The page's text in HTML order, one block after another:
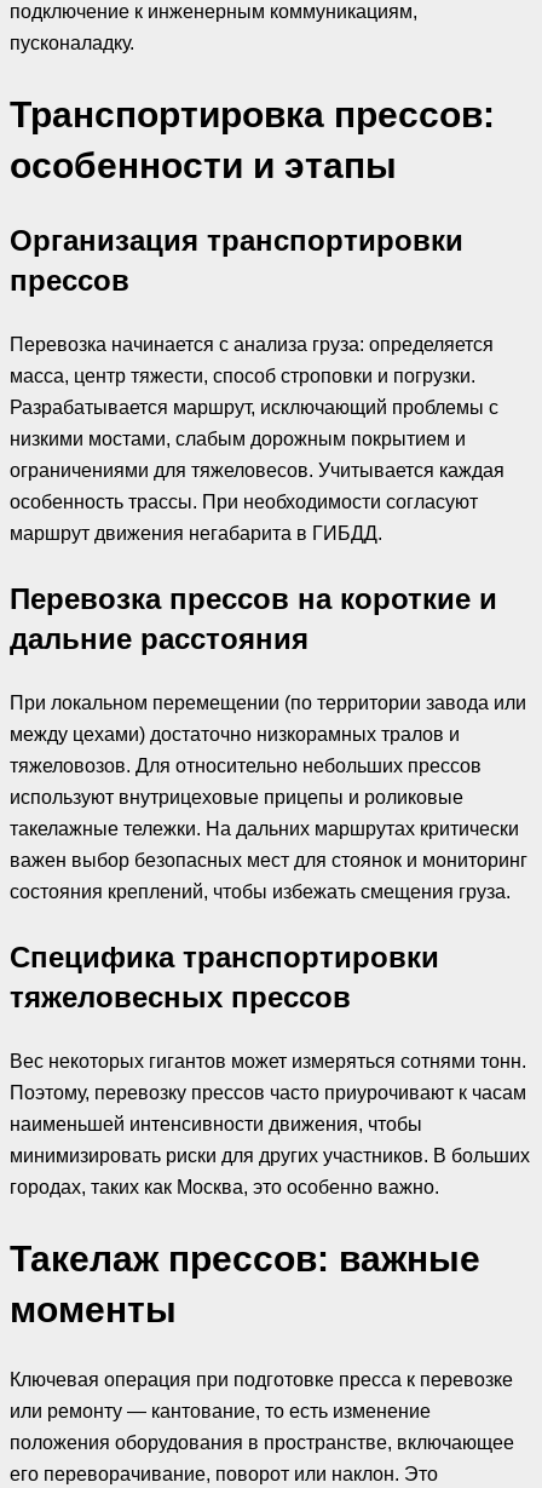
подключение к инженерным коммуникациям,
пусконаладку.
Транспортировка прессов:
особенности и этапы
Организация транспортировки
прессов
Перевозка начинается с анализа груза: определяется
масса, центр тяжести, способ строповки и погрузки.
Разрабатывается маршрут, исключающий проблемы с
низкими мостами, слабым дорожным покрытием и
ограничениями для тяжеловесов. Учитывается каждая
особенность трассы. При необходимости согласуют
маршрут движения негабарита в ГИБДД.
Перевозка прессов на короткие и
дальние расстояния
При локальном перемещении (по территории завода или
между цехами) достаточно низкорамных тралов и
тяжеловозов. Для относительно небольших прессов
используют внутрицеховые прицепы и роликовые
такелажные тележки. На дальних маршрутах критически
важен выбор безопасных мест для стоянок и мониторинг
состояния креплений, чтобы избежать смещения груза.
Специфика транспортировки
тяжеловесных прессов
Вес некоторых гигантов может измеряться сотнями тонн.
Поэтому, перевозку прессов часто приурочивают к часам
наименьшей интенсивности движения, чтобы
минимизировать риски для других участников. В больших
городах, таких как Москва, это особенно важно.
Такелаж прессов: важные
моменты
Ключевая операция при подготовке пресса к перевозке
или ремонту — кантование, то есть изменение
положения оборудования в пространстве, включающее
его переворачивание, поворот или наклон. Это